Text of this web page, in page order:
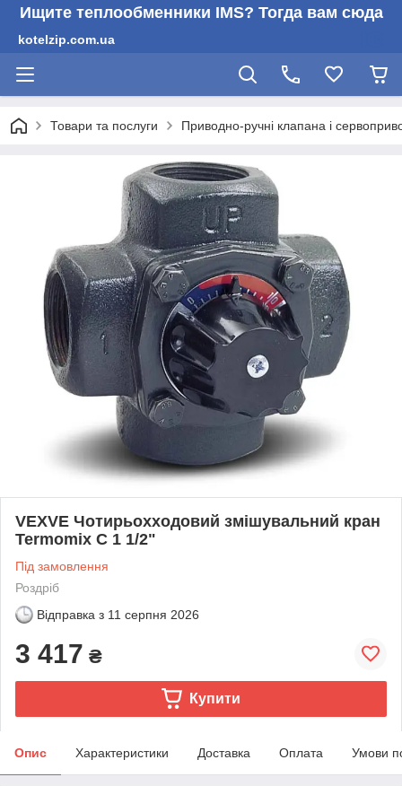
Ищите теплообменники IMS? Тогда вам сюда
kotelzip.com.ua
Товари та послуги Приводно-ручні клапана і
VEXVE Чотирьохходовий змішувальний кран
Termomix C 1 1/2"
Під замовлення
Роздріб
Відправка з 11 серпня 2026
3 417 ₴
Купити
Опис Характеристики Доставка Оплата Умови